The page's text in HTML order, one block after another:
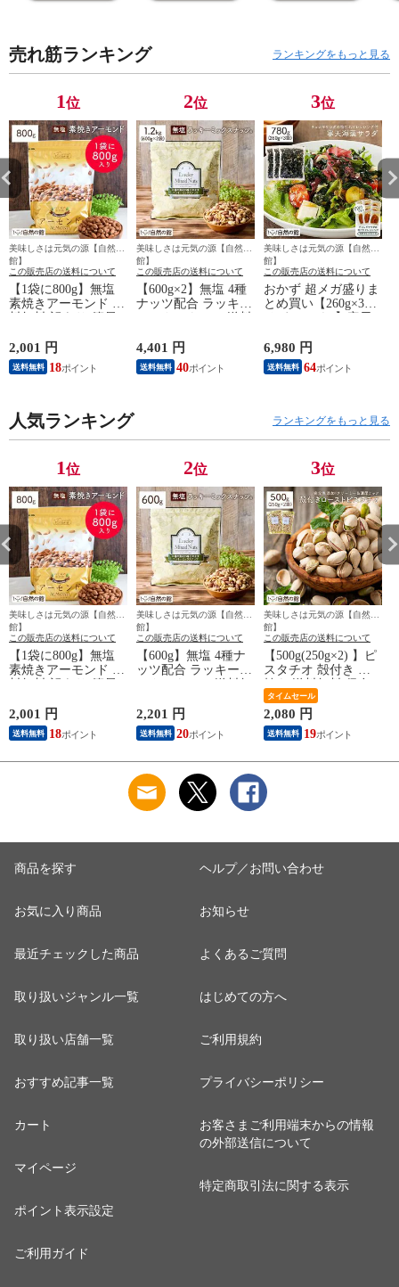
便 食卓 88s
売れ筋ランキング ランキングをもっと見る
1位
美味しさは元気の源【自然の
館】
この販売店の送料について
【1袋に800g】無塩
素焼きアーモンド 送
料無料 訳あり(簡易
2,001 円
送料無料 18
2位
美味しさは元気の源【自然の
館】
この販売店の送料について
【600g×2】無塩 4種
ナッツ配合 ラッキー
ミックスナッツ 送料
材料 業務用 大容量
ポスト投函 訳あり
(簡易梱包) 88s
4,401 円
送料無料 40
3位
美味しさは元気の源【自然の
館】
この販売店の送料について
おかず 超メガ盛りま
とめ買い【260g×3袋
(おまけつき)】寒天
ダイエット わかめ
ワカメ 寒天 かんて
ん 業務用 訳あり(簡
6,980 円
送料無料 64
人気ランキング ランキングをもっと見る
1位
美味しさは元気の源【自然の
館】
この販売店の送料について
【1袋に800g】無塩
素焼きアーモンド 送
料無料 訳あり(簡易
2,001 円
送料無料 18
2位
美味しさは元気の源【自然の
館】
この販売店の送料について
【600g】無塩 4種ナ
ッツ配合 ラッキーミ
ックスナッツ 送料無
製菓材料 大容量 ポ
スト投函 訳あり(簡
易梱包) 88s
2,201 円
送料無料 20
3位
美味しさは元気の源【自然の
館】
この販売店の送料について
【500g(250g×2) 】ピ
スタチオ 殻付き 素
焼き 送料無料 保存
に便利なチャック付
き 訳あり(簡易梱包)
ナッツ 88s
タイムセール
2,080 円
送料無料 19
商品を探す
お気に入り商品
最近チェックした商品
取り扱いジャンル一覧
取り扱い店舗一覧
おすすめ記事一覧
カート
マイページ
ポイント表示設定
ご利用ガイド
ヘルプ／お問い合わせ
お知らせ
よくあるご質問
はじめての方へ
ご利用規約
プライバシーポリシー
お客さまご利用端末からの情報
の外部送信について
特定商取引法に関する表示